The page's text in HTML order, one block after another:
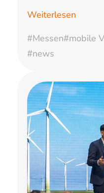
Weiterlesen
#Messen#mobile
#news